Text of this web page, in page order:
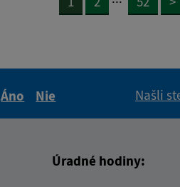
Áno
Nie
Našli
Úradné hodiny: